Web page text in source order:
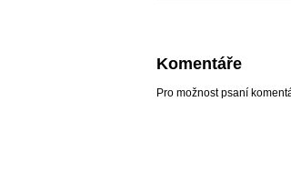
Komentáře
Pro možnost psaní